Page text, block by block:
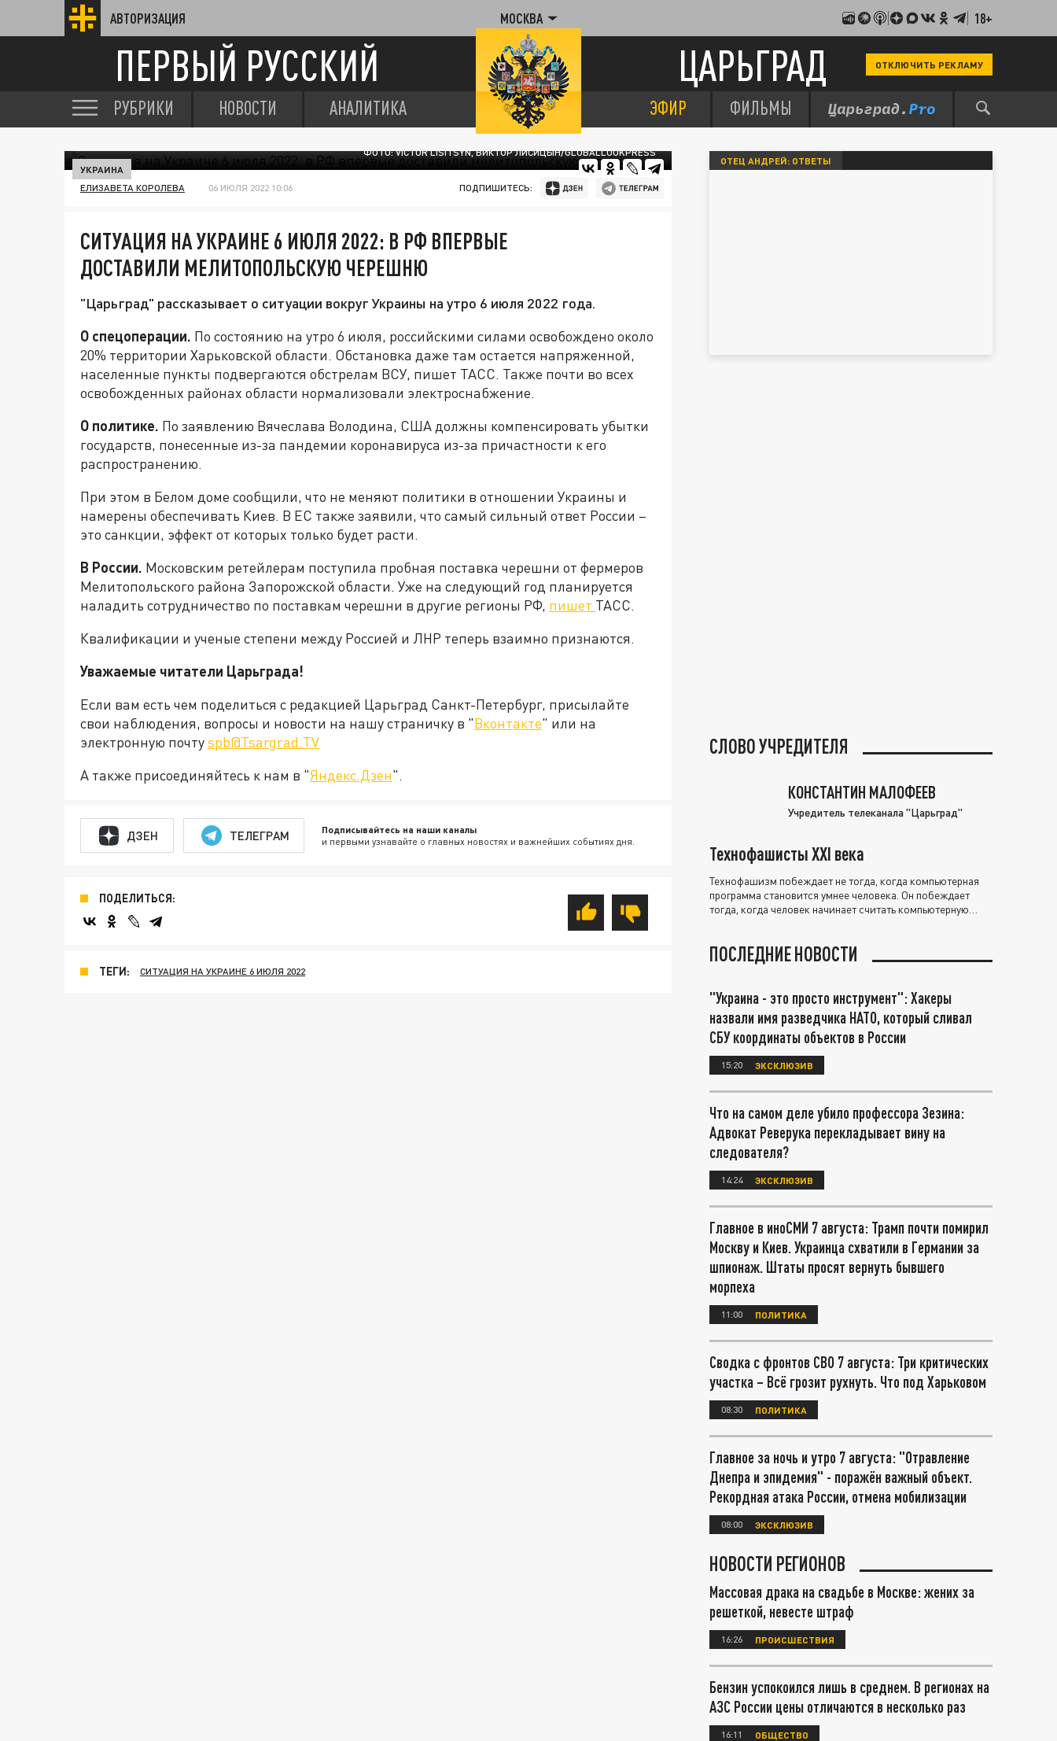
АВТОРИЗАЦИЯ МОСКВА 18+
ПЕРВЫЙ РУССКИЙ ЦАРЬГРАД ОТКЛЮЧИТЬ РЕКЛАМУ
РУБРИКИ НОВОСТИ АНАЛИТИКА ЭФИР ФИЛЬМЫ
ФОТО: VICTOR LISITSYN, ВИКТОР ЛИСИЦЫН/GLOBALLOOKPRESS
УКРАИНА
ЕЛИЗАВЕТА КОРОЛЕВА 06 ИЮЛЯ 2022 10:06 ПОДПИШИТЕСЬ:
СИТУАЦИЯ НА УКРАИНЕ 6 ИЮЛЯ 2022: В РФ ВПЕРВЫЕ
ДОСТАВИЛИ МЕЛИТОПОЛЬСКУЮ ЧЕРЕШНЮ
"Царьград" рассказывает о ситуации вокруг Украины на утро 6 июля 2022 года.
О спецоперации. По состоянию на утро 6 июля, российскими силами освобождено около
20% территории Харьковской области. Обстановка даже там остается напряженной,
населенные пункты подвергаются обстрелам ВСУ, пишет ТАСС. Также почти во всех
освобожденных районах области нормализовали электроснабжение.
О политике. По заявлению Вячеслава Володина, США должны компенсировать убытки
государств, понесенные из-за пандемии коронавируса из-за причастности к его
распространению.
При этом в Белом доме сообщили, что не меняют политики в отношении Украины и
намерены обеспечивать Киев. В ЕС также заявили, что самый сильный ответ России –
это санкции, эффект от которых только будет расти.
В России. Московским ретейлерам поступила пробная поставка черешни от фермеров
Мелитопольского района Запорожской области. Уже на следующий год планируется
наладить сотрудничество по поставкам черешни в другие регионы РФ, пишет ТАСС.
Квалификации и ученые степени между Россией и ЛНР теперь взаимно признаются.
Уважаемые читатели Царьграда!
Если вам есть чем поделиться с редакцией Царьград Санкт-Петербург, присылайте
свои наблюдения, вопросы и новости на нашу страничку в "Вконтакте" или на
электронную почтуspb@Tsargrad.TV
А также присоединяйтесь к нам в "Яндекс.Дзен".
ДЗЕН ТЕЛЕГРАМ Подписывайтесь на наши каналы
и первыми узнавайте о главных новостях и важнейших событиях дня.
ПОДЕЛИТЬСЯ:
ТЕГИ: СИТУАЦИЯ НА УКРАИНЕ 6 ИЮЛЯ 2022
ОТЕЦ АНДРЕЙ: ОТВЕТЫ
СЛОВО УЧРЕДИТЕЛЯ
КОНСТАНТИН МАЛОФЕЕВ
Учредитель телеканала "Царьград"
Технофашисты XXI века
Технофашизм побеждает не тогда, когда компьютерная
программа становится умнее человека. Он побеждает
тогда, когда человек начинает считать компьютерную
ПОСЛЕДНИЕ НОВОСТИ
"Украина - это просто инструмент": Хакеры
назвали имя разведчика НАТО, который сливал
СБУ координаты объектов в России
15:20 ЭКСКЛЮЗИВ
Что на самом деле убило профессора Зезина:
Адвокат Реверука перекладывает вину на
следователя?
14:24 ЭКСКЛЮЗИВ
Главное в иноСМИ 7 августа: Трамп почти помирил
Москву и Киев. Украинца схватили в Германии за
шпионаж. Штаты просят вернуть бывшего
морпеха
11:00 ПОЛИТИКА
Сводка с фронтов СВО 7 августа: Три критических
участка – Всё грозит рухнуть. Что под Харьковом
08:30 ПОЛИТИКА
Главное за ночь и утро 7 августа: "Отравление
Днепра и эпидемия" - поражён важный объект.
Рекордная атака России, отмена мобилизации
08:00 ЭКСКЛЮЗИВ
НОВОСТИ РЕГИОНОВ
Массовая драка на свадьбе в Москве: жених за
решеткой, невесте штраф
16:26 ПРОИСШЕСТВИЯ
Бензин успокоился лишь в среднем. В регионах на
АЗС России цены отличаются в несколько раз
16:11 ОБЩЕСТВО